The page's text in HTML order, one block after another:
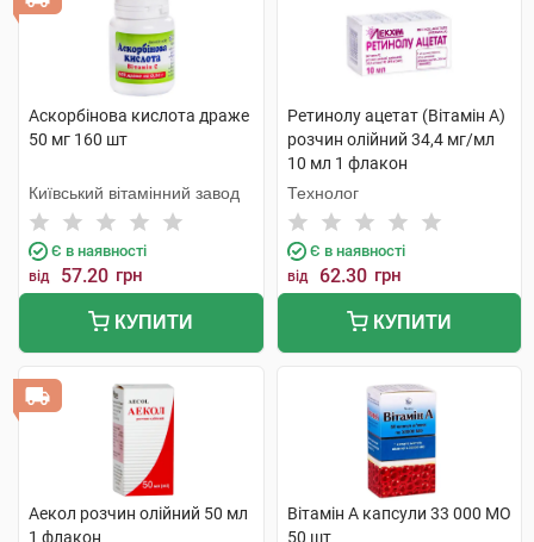
Аскорбінова кислота драже
50 мг 160 шт
Київський вітамінний завод
Є в наявності
від 57.20 грн
КУПИТИ
Ретинолу ацетат (Вітамін A)
розчин олійний 34,4 мг/мл
10 мл 1 флакон
Технолог
Є в наявності
від 62.30 грн
КУПИТИ
Аекол розчин олійний 50 мл
1 флакон
Вітамін A капсули 33 000 МО
50 шт